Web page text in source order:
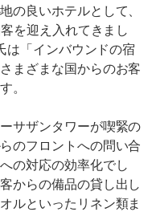
の良いホテルとして、
を迎え入れてきまし
は「インバウンドの宿
まざまな国からのお客
。
サザンタワーが喫緊の
のフロントへの問い合
の対応の効率化でし
からの備品の貸し出し
ルといったリネン類ま